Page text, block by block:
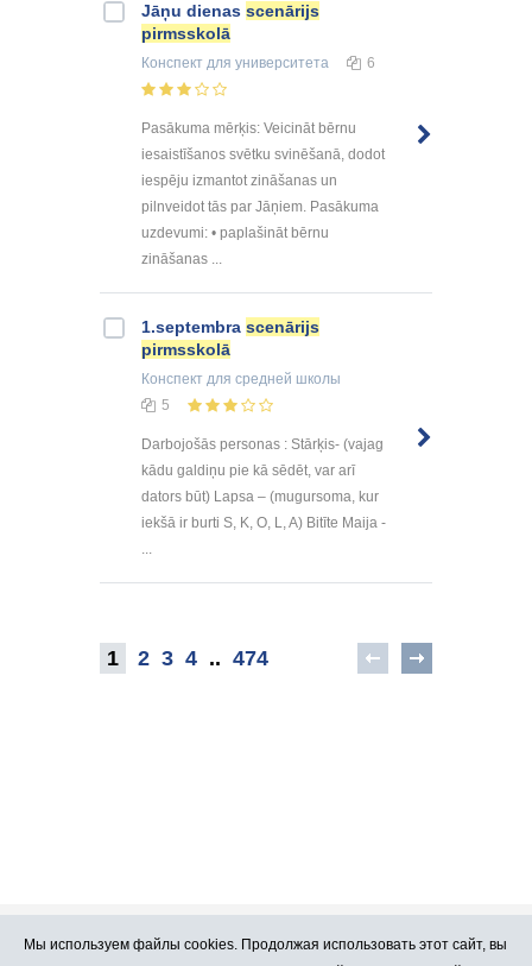
Jāņu dienas scenārijs
pirmsskolā
Конспект для университета 6
Pasākuma mērķis: Veicināt bērnu
iesaistīšanos svētku svinēšanā, dodot
iespēju izmantot zināšanas un
pilnveidot tās par Jāņiem. Pasākuma
uzdevumi: • paplašināt bērnu
zināšanas ...
1.septembra scenārijs
pirmsskolā
Конспект для средней школы
5
Darbojošās personas : Stārķis- (vajag
kādu galdiņu pie kā sēdēt, var arī
dators būt) Lapsa – (mugursoma, kur
iekšā ir burti S, K, O, L, A) Bitīte Maija -
1 2 3 4 .. 474
Про Atlants.lv Реклама
Мы используем файлы cookies. Продолжая использовать этот сайт, вы